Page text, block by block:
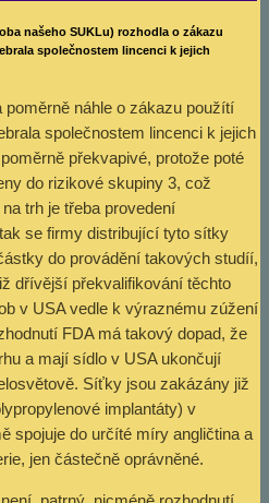
našeho SUKLu) rozhodla o zákazu
společnostem lincenci k jejich
poměrně náhle o zákazu použítí
společnostem lincenci k jejich
překvapivé, protože poté
do rizikové skupiny 3, což
trh je třeba provedení
se firmy distribující tyto sítky
do provádění takových studíí,
dřívější překvalifikování těchto
v USA vedle k výraznému zúžení
FDA má takový dopad, že
a mají sídlo v USA ukončují
Síťky jsou zakázány již
implantáty) v
spojuje do určíté míry angličtina a
jen částečně oprávněné.